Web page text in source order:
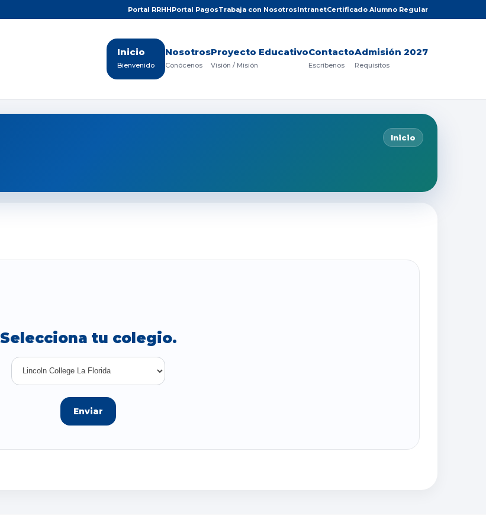
Portal RRHHPortal PagosTrabaja con NosotrosIntranetCertificado Alumno Regular
Inicio
Bienvenido
Nosotros
Conócenos
Proyecto Educativo
Visión / Misión
Contacto
Escríbenos
Admisión 2027
Requisitos
Inicio
Selecciona tu colegio.